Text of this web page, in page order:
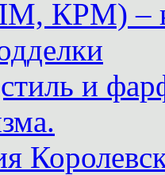
КРМ) –
и